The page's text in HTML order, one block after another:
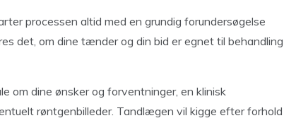
processen altid med en grundig forundersøgelse
det, om dine tænder og din bid er egnet til behandling
om dine ønsker og forventninger, en klinisk
røntgenbilleder. Tandlægen vil kigge efter forhold